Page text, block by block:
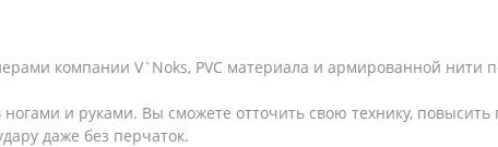
компании V`Noks, PVC материала и армированной нити
и руками. Вы сможете отточить свою технику, повысить
даже без перчаток.